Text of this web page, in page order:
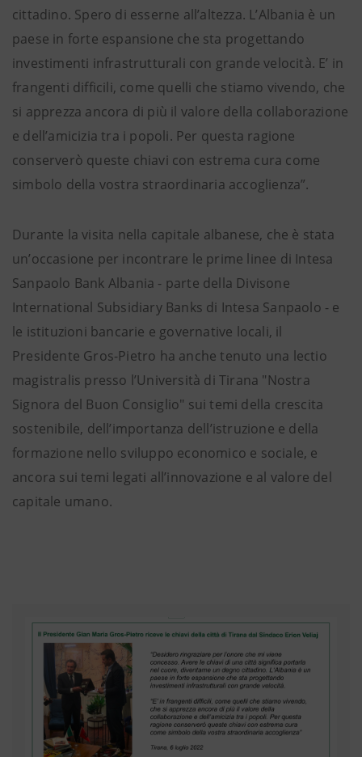
cittadino. Spero di esserne all’altezza. L’Albania è un
paese in forte espansione che sta progettando
investimenti infrastrutturali con grande velocità. E’ in
frangenti difficili, come quelli che stiamo vivendo, che
si apprezza ancora di più il valore della collaborazione
e dell’amicizia tra i popoli. Per questa ragione
conserverò queste chiavi con estrema cura come
simbolo della vostra straordinaria accoglienza”.
Durante la visita nella capitale albanese, che è stata
un’occasione per incontrare le prime linee di Intesa
Sanpaolo Bank Albania - parte della Divisone
International Subsidiary Banks di Intesa Sanpaolo - e
le istituzioni bancarie e governative locali, il
Presidente Gros-Pietro ha anche tenuto una lectio
magistralis presso l’Università di Tirana "Nostra
Signora del Buon Consiglio" sui temi della crescita
sostenibile, dell’importanza dell’istruzione e della
formazione nello sviluppo economico e sociale, e
ancora sui temi legati all’innovazione e al valore del
capitale umano.